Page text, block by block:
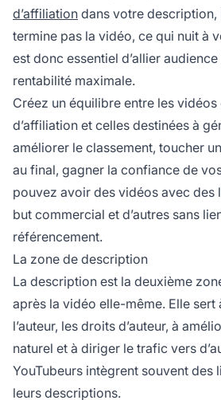
d’affiliation dans votre description,
termine pas la vidéo, ce qui nuit à
est donc essentiel d’allier
rentabilité maximale.
Créez un équilibre entre les
d’affiliation et celles destinées à
améliorer le classement, toucher
au final, gagner la confiance de
pouvez avoir des vidéos avec des
but commercial et d’autres sans
référencement.
La zone de description
La description est la deuxième
après la vidéo elle-même. Elle sert
l’auteur, les droits d’auteur, à
naturel et à diriger le trafic vers
YouTubeurs intègrent souvent des
leurs descriptions.